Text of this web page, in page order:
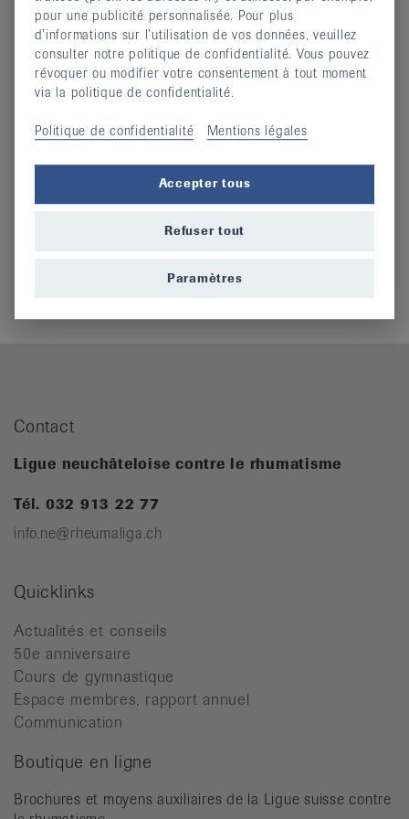
Historique de la Ligue neuchâteloise
contre le rhumatisme
1967 - 2017
Historique (docx, 97,187 KO)
Informations complémentaires
Responsables de cours
Contact
Ligue neuchâteloise contre le rhumatisme
Tél. 032 913 22 77
info.ne@rheumaliga.ch
Quicklinks
Actualités et conseils
50e anniversaire
Cours de gymnastique
Espace membres, rapport annuel
Communication
Boutique en ligne
Brochures et moyens auxiliaires de la Ligue suisse contre
pour une publicité personnalisée. Pour plus
d’informations sur l’utilisation de vos données, veuillez
consulter notre politique de confidentialité. Vous pouvez
révoquer ou modifier votre consentement à tout moment
via la politique de confidentialité.
Politique de confidentialité Mentions légales
Accepter tous
Refuser tout
Paramètres